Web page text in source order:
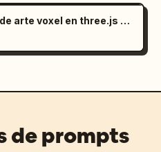
Generación de escenas de arte voxel en three.js a partir de una imagen
de prompts